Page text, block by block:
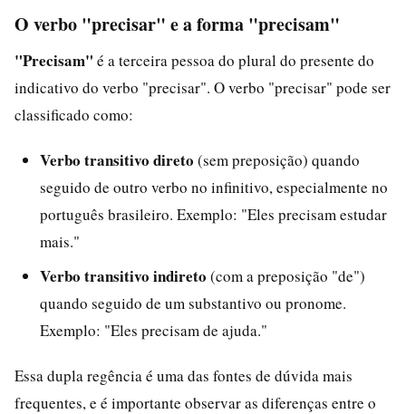
O verbo "precisar" e a forma "precisam"
"Precisam" é a terceira pessoa do plural do presente do
indicativo do verbo "precisar". O verbo "precisar" pode ser
classificado como:
Verbo transitivo direto (sem preposição) quando
seguido de outro verbo no infinitivo, especialmente no
português brasileiro. Exemplo: "Eles precisam estudar
mais."
Verbo transitivo indireto (com a preposição "de")
quando seguido de um substantivo ou pronome.
Exemplo: "Eles precisam de ajuda."
Essa dupla regência é uma das fontes de dúvida mais
frequentes, e é importante observar as diferenças entre o